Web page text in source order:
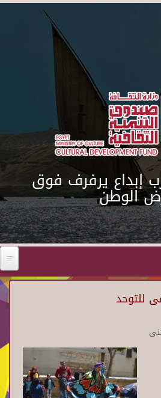
Skip to main content
إبداع يرفرف فوق
الوطن
للتوحد